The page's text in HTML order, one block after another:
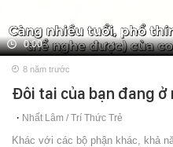
0:00
8 năm trước
Đôi tai của bạn đang
Nhất Lâm / Trí Thức Trẻ
Khác với các bộ phận khác, khả